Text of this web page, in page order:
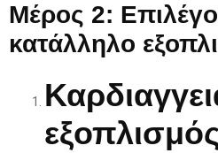
Μέρος 2:
κατάλληλο